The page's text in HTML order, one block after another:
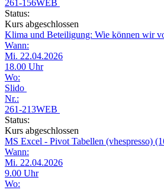
261-156WEB
Status:
Kurs abgeschlossen
Klima und Beteiligung: Wie können wir
Wann:
Mi. 22.04.2026
18.00 Uhr
Wo:
Slido
Nr.:
261-213WEB
Status:
Kurs abgeschlossen
MS Excel - Pivot Tabellen (vhespresso)
Wann:
Mi. 22.04.2026
9.00 Uhr
Wo: